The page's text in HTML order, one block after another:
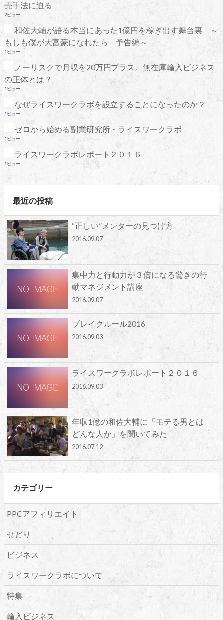
売手法に迫る
2ビュー
和佐大輔が語る本当にあった1億円を稼ぎ出す舞台裏 ～
もしも僕が大富豪になれたら 予告編～
1ビュー
ノーリスクで月収を20万円プラス。無在庫輸入ビジネス
の正体とは？
1ビュー
なぜライスワークラボを設立することになったのか？
1ビュー
ゼロから始める副業研究所・ライスワークラボ
1ビュー
ライスワークラボレポート２０１６
1ビュー
最近の投稿
“正しい”メンターの見つけ方
2016.09.07
集中力と行動力が３倍になる驚きの行
動マネジメント講座
2016.09.07
ブレイクルール2016
2016.09.03
ライスワークラボレポート２０１６
2016.09.03
年収1億の和佐大輔に「モテる男とは
どんな人か」を聞いてみた
2016.07.12
カテゴリー
PPCアフィリエイト
せどり
ビジネス
ライスワークラボについて
特集
輸入ビジネス